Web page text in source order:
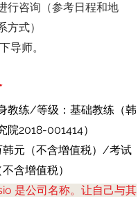
行咨询（参考日程和地
方式）
导师。
教练/等级：基础教练（韩
院2018-001414）
韩元（不含增值税）/考试
含增值税）
是公司名称。让自己与其